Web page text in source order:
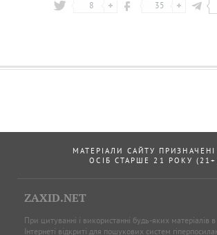
8 35
МАТЕРІАЛИ САЙТУ
ОСІБ СТАРШЕ 21 РОКУ
ZAXID.NET
При цитуванні і використанні будь-яких матеріалів в
Інтернеті відкриті для пошукових систем